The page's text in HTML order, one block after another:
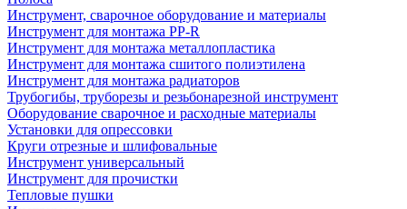
Инструмент, сварочное оборудование и материалы
Инструмент для монтажа PP-R
Инструмент для монтажа металлопластика
Инструмент для монтажа сшитого полиэтилена
Инструмент для монтажа радиаторов
Трубогибы, труборезы и резьбонарезной инструмент
Оборудование сварочное и расходные материалы
Установки для опрессовки
Круги отрезные и шлифовальные
Инструмент универсальный
Инструмент для прочистки
Тепловые пушки